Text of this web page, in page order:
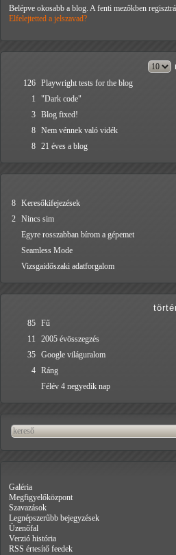
Belépve okosabb a blog. A fenti mezőkben
Elfelejtetted a jelszavad?
126 Playwright tests for the blog
1
"Dark code"
3 Blog fixed!
8 Nem vénnek való vidék
8 21 éves a blog
8 Keresőkifejezések
2 Nincs sim
Egyre rosszabban bírom a gépemet
Seamless Mode
Vizsgaidőszaki adatforgalom
85 Fű
11
2005 évösszegzés
35 Google világuralom
4 Ráng
Félév 4 negyedik nap
Galéria
Megfigyelőközpont
Szavazások
Legnépszerűbb bejegyzések
Üzenőfal
Verzió história
RSS értesítő feedek